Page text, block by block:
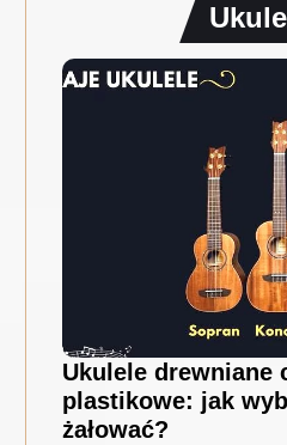
Ukulele drewniane
plastikowe: jak
żałować?